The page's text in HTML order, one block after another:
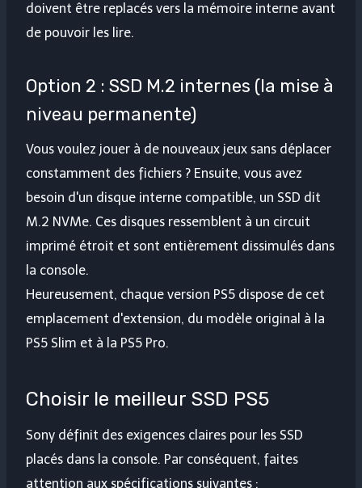
doivent être replacés vers la mémoire interne avant
de pouvoir les lire.
Option 2 : SSD M.2 internes (la mise à
niveau permanente)
Vous voulez jouer à de nouveaux jeux sans déplacer
constamment des fichiers ? Ensuite, vous avez
besoin d'un disque interne compatible, un SSD dit
M.2 NVMe. Ces disques ressemblent à un circuit
imprimé étroit et sont entièrement dissimulés dans
la console.
Heureusement, chaque version PS5 dispose de cet
emplacement d'extension, du modèle original à la
PS5 Slim et à la PS5 Pro.
Choisir le meilleur SSD PS5
Sony définit des exigences claires pour les SSD
placés dans la console. Par conséquent, faites
attention aux spécifications suivantes :